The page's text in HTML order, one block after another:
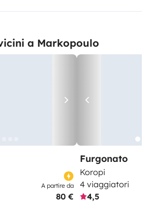
a Markopoulo
A partire da
80 €
Furgonato
Koropi
4 viaggiatori
4,5